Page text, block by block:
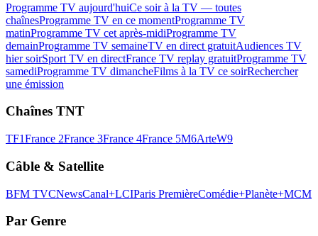
Programme TV aujourd'huiCe soir à la TV — toutes
chaînesProgramme TV en ce momentProgramme TV
matinProgramme TV cet après-midiProgramme TV
demainProgramme TV semaineTV en direct gratuitAudiences TV
hier soirSport TV en directFrance TV replay gratuitProgramme TV
samediProgramme TV dimancheFilms à la TV ce soirRechercher
une émission
Chaînes TNT
TF1France 2France 3France 4France 5M6ArteW9
Câble & Satellite
BFM TVCNewsCanal+LCIParis PremièreComédie+Planète+MCM
Par Genre